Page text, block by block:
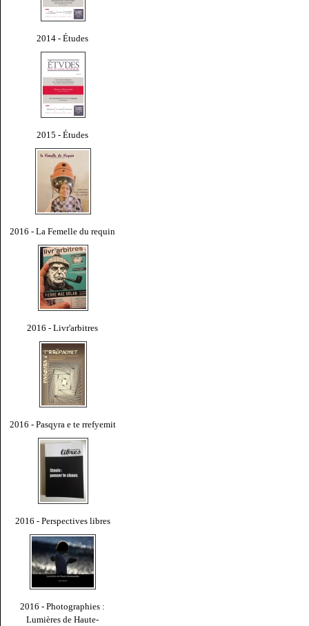
2014 - Études
2015 - Études
2016 - La Femelle du requin
2016 - Livr'arbitres
2016 - Pasqyra e te rrefyemit
2016 - Perspectives libres
2016 - Photographies :
Lumières de Haute-